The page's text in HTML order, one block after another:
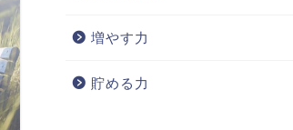
増やす力
貯める力